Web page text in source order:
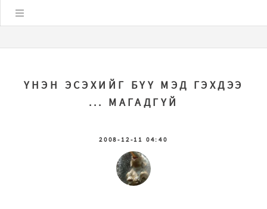
ҮНЭН ЭСЭХИЙГ БҮҮ МЭД ГЭХДЭЭ
... МАГАДГҮЙ
2008-12-11 04:40